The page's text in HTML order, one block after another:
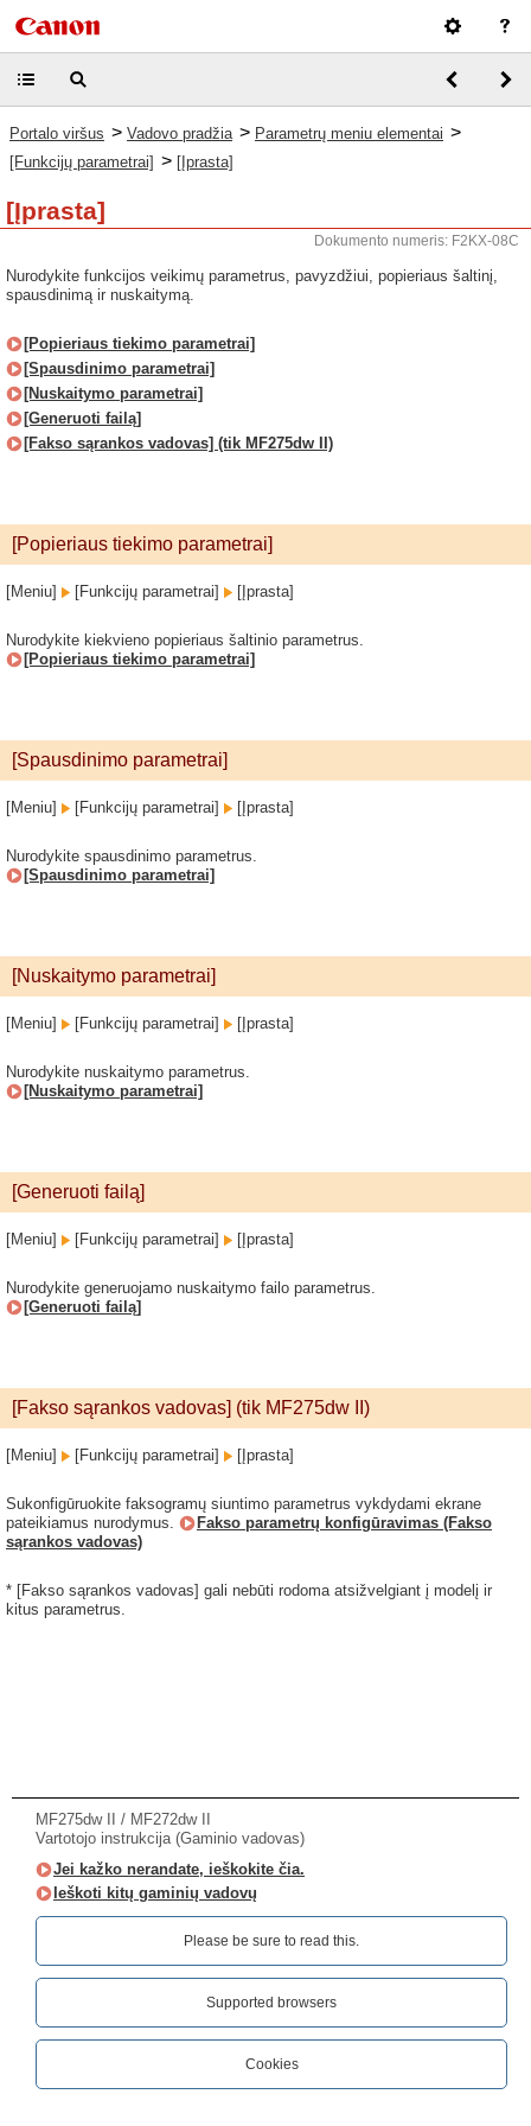
Portalo viršus > Vadovo pradžia > Parametrų meniu elementai >
[Funkcijų parametrai] > [Įprasta]
[Įprasta]
Dokumento numeris: F2KX-08C
Nurodykite funkcijos veikimų parametrus, pavyzdžiui, popieriaus šaltinį,
spausdinimą ir nuskaitymą.
[Popieriaus tiekimo parametrai]
[Spausdinimo parametrai]
[Nuskaitymo parametrai]
[Generuoti failą]
[Fakso sąrankos vadovas] (tik MF275dw II)
[Popieriaus tiekimo parametrai]
[Meniu] [Funkcijų parametrai] [Įprasta]
Nurodykite kiekvieno popieriaus šaltinio parametrus.
[Popieriaus tiekimo parametrai]
[Spausdinimo parametrai]
[Meniu] [Funkcijų parametrai] [Įprasta]
Nurodykite spausdinimo parametrus.
[Spausdinimo parametrai]
[Nuskaitymo parametrai]
[Meniu] [Funkcijų parametrai] [Įprasta]
Nurodykite nuskaitymo parametrus.
[Nuskaitymo parametrai]
[Generuoti failą]
[Meniu] [Funkcijų parametrai] [Įprasta]
Nurodykite generuojamo nuskaitymo failo parametrus.
[Generuoti failą]
[Fakso sąrankos vadovas] (tik MF275dw II)
[Meniu] [Funkcijų parametrai] [Įprasta]
Sukonfigūruokite faksogramų siuntimo parametrus vykdydami ekrane
pateikiamus nurodymus.
Fakso parametrų konfigūravimas (Fakso
sąrankos vadovas)
* [Fakso sąrankos vadovas] gali nebūti rodoma atsižvelgiant į modelį ir
kitus parametrus.
MF275dw II / MF272dw II
Vartotojo instrukcija (Gaminio vadovas)
Jei kažko nerandate, ieškokite čia.
Ieškoti kitų gaminių vadovų
Please be sure to read this.‎
Supported browsers
Cookies